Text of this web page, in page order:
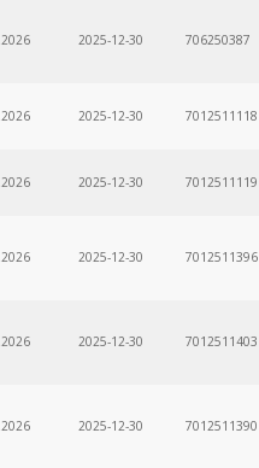
2025-12-30 706250387
2025-12-30 7012511118
2025-12-30 7012511119
2025-12-30 7012511396
2025-12-30 7012511403
2025-12-30 7012511390